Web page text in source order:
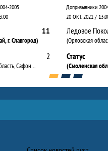
2005
г. Славгород)
11
(Смоленская область, Сафоново г.)
2
Допризывники
20 ОКТ. 2021 /
Ледовое
(Орловская
Статус